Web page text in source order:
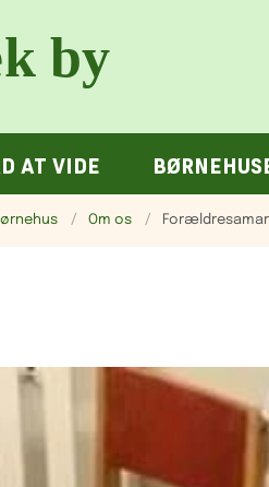
AT VIDE
Om os